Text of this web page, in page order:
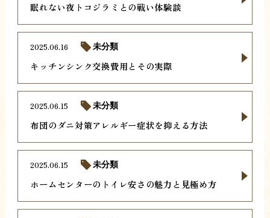
眠れない夜トコジラミとの戦い体験談
キッチンシンク交換費用とその実際
2025.06.16 未分類
布団のダニ対策アレルギー症状を抑える方法
2025.06.15 未分類
ホームセンターのトイレ安さの魅力と見極め方
2025.06.15 未分類